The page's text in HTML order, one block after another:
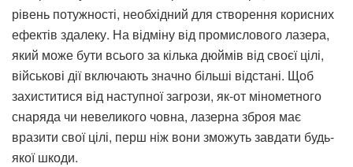
рівень потужності, необхідний для створення корисних
ефектів здалеку. На відміну від промислового лазера,
який може бути всього за кілька дюймів від своєї цілі,
військові дії включають значно більші відстані. Щоб
захиститися від наступної загрози, як-от мінометного
снаряда чи невеликого човна, лазерна зброя має
вразити свої цілі, перш ніж вони зможуть завдати будь-
якої шкоди.